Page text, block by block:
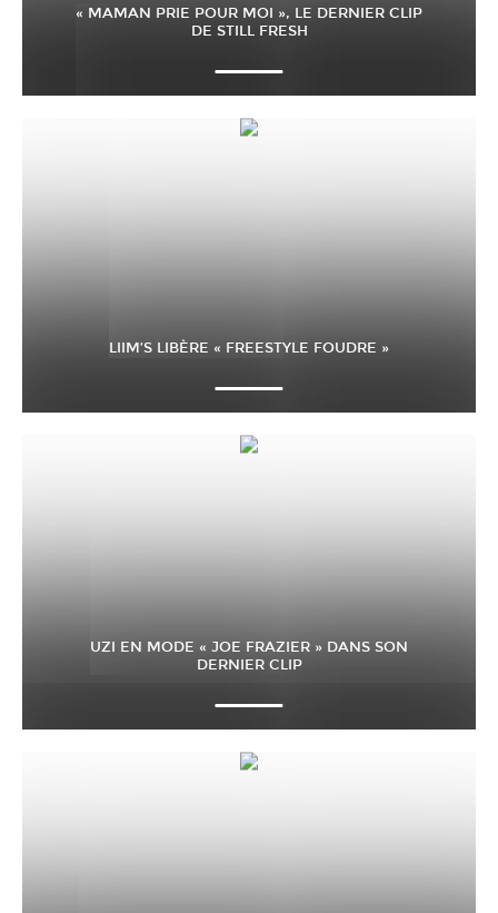
« MAMAN PRIE POUR MOI », LE DERNIER CLIP
DE STILL FRESH
LIIM’S LIBÈRE « FREESTYLE FOUDRE »
UZI EN MODE « JOE FRAZIER » DANS SON
DERNIER CLIP